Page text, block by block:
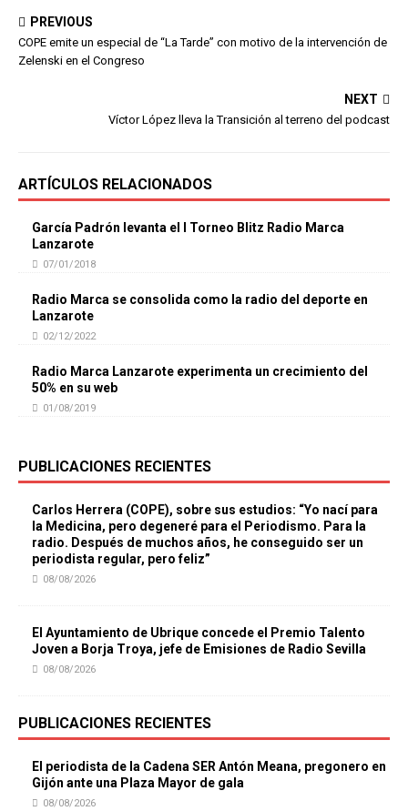
PREVIOUS
COPE emite un especial de “La Tarde” con motivo de la intervención de
Zelenski en el Congreso
NEXT
Víctor López lleva la Transición al terreno del podcast
ARTÍCULOS RELACIONADOS
García Padrón levanta el I Torneo Blitz Radio Marca
Lanzarote
07/01/2018
Radio Marca se consolida como la radio del deporte en
Lanzarote
02/12/2022
Radio Marca Lanzarote experimenta un crecimiento del
50% en su web
01/08/2019
PUBLICACIONES RECIENTES
Carlos Herrera (COPE), sobre sus estudios: “Yo nací para
la Medicina, pero degeneré para el Periodismo. Para la
radio. Después de muchos años, he conseguido ser un
periodista regular, pero feliz”
08/08/2026
El Ayuntamiento de Ubrique concede el Premio Talento
Joven a Borja Troya, jefe de Emisiones de Radio Sevilla
08/08/2026
PUBLICACIONES RECIENTES
El periodista de la Cadena SER Antón Meana, pregonero en
Gijón ante una Plaza Mayor de gala
08/08/2026